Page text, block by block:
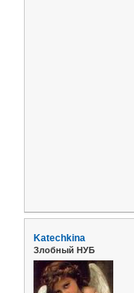
Katechkina
Злобный НУБ